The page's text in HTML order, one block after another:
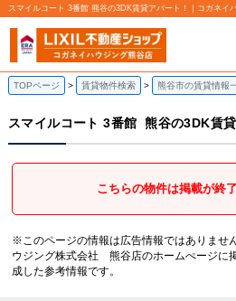
スマイルコート 3番館 熊谷の3DK賃貸アパート！｜コガネ
TOPページ 賃貸物件検索 熊谷市の賃貸情報
スマイルコート 3番館 熊谷の3DK賃
こちらの物件は掲載が終
※このページの情報は広告情報ではありませ
ウジング株式会社 熊谷店のホームぺージに
成した参考情報です。